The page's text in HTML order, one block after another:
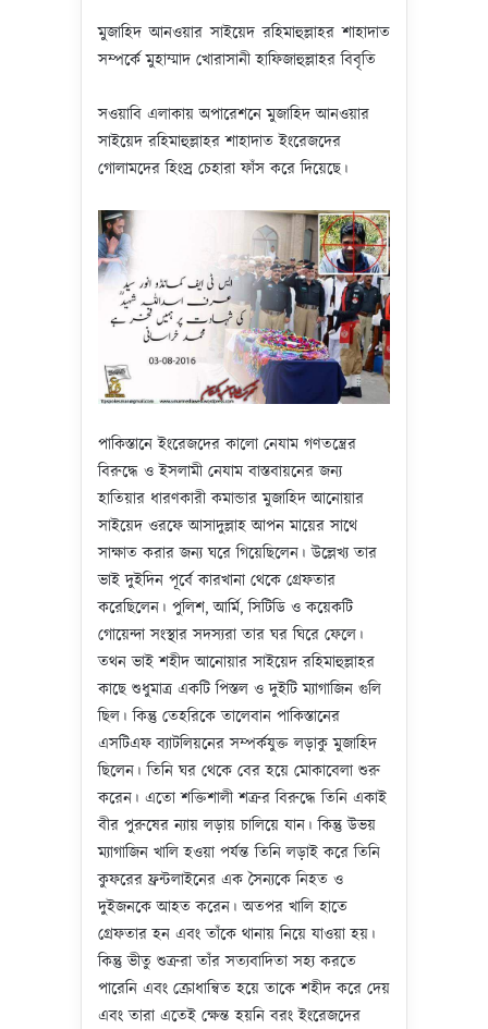
মুজাহিদ আনওয়ার সাইয়েদ রহিমাহুল্লাহর শাহাদাত
সম্পর্কে মুহাম্মাদ খোরাসানী হাফিজাহুল্লাহর বিবৃতি
সওয়াবি এলাকায় অপারেশনে মুজাহিদ আনওয়ার
সাইয়েদ রহিমাহুল্লাহর শাহাদাত ইংরেজদের
গোলামদের হিংস্র চেহারা ফাঁস করে দিয়েছে।
পাকিস্তানে ইংরেজদের কালো নেযাম গণতন্ত্রের
বিরুদ্ধে ও ইসলামী নেযাম বাস্তবায়নের জন্য
হাতিয়ার ধারণকারী কমান্ডার মুজাহিদ আনোয়ার
সাইয়েদ ওরফে আসাদুল্লাহ আপন মায়ের সাথে
সাক্ষাত করার জন্য ঘরে গিয়েছিলেন। উল্লেখ্য তার
ভাই দুইদিন পূর্বে কারখানা থেকে গ্রেফতার
করেছিলেন। পুলিশ, আর্মি, সিটিডি ও কয়েকটি
গোয়েন্দা সংস্থার সদস্যরা তার ঘর ঘিরে ফেলে।
তথন ভাই শহীদ আনোয়ার সাইয়েদ রহিমাহুল্লাহর
কাছে শুধুমাত্র একটি পিস্তল ও দুইটি ম্যাগাজিন গুলি
ছিল। কিন্তু তেহরিকে তালেবান পাকিস্তানের
এসটিএফ ব্যাটলিয়নের সম্পর্কযুক্ত লড়াকু মুজাহিদ
ছিলেন। তিনি ঘর থেকে বের হয়ে মোকাবেলা শুরু
করেন। এতো শক্তিশালী শত্রুর বিরুদ্ধে তিনি একাই
বীর পুরুষের ন্যায় লড়ায় চালিয়ে যান। কিন্তু উভয়
ম্যাগাজিন খালি হওয়া পর্যন্ত তিনি লড়াই করে তিনি
কুফরের ফ্রন্টলাইনের এক সৈন্যকে নিহত ও
দুইজনকে আহত করেন। অতপর খালি হাতে
গ্রেফতার হন এবং তাঁকে থানায় নিয়ে যাওয়া হয়।
কিন্তু ভীতু শুত্রুরা তাঁর সত্যবাদিতা সহ্য করতে
পারেনি এবং ক্রোধান্বিত হয়ে তাকে শহীদ করে দেয়
এবং তারা এতেই ক্ষেন্ত হয়নি বরং ইংরেজদের